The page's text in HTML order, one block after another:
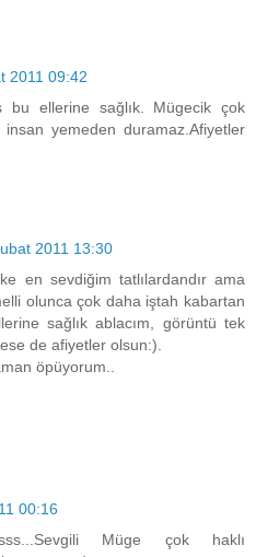
2011 09:42
bu ellerine sağlık. Mügecik çok
yemeden duramaz.Afiyetler
2011 13:30
en sevdiğim tatlılardandır ama
olunca çok daha iştah kabartan
sağlık ablacım, görüntü tek
de afiyetler olsun:).
öpüyorum..
00:16
Müge çok haklı